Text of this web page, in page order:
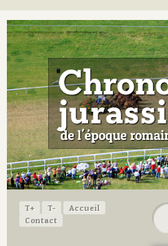
T+ T-
Accueil
Contact